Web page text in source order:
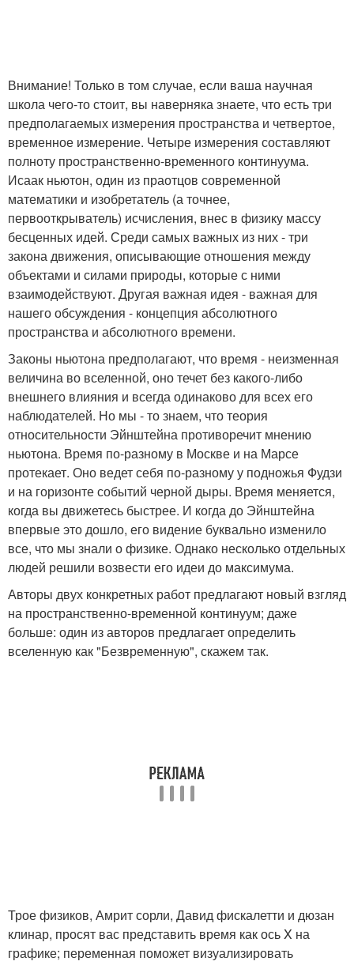
Внимание! Только в том случае, если ваша научная
школа чего-то стоит, вы наверняка знаете, что есть три
предполагаемых измерения пространства и четвертое,
временное измерение. Четыре измерения составляют
полноту пространственно-временного континуума.
Исаак ньютон, один из праотцов современной
математики и изобретатель (а точнее,
первооткрыватель) исчисления, внес в физику массу
бесценных идей. Среди самых важных из них - три
закона движения, описывающие отношения между
объектами и силами природы, которые с ними
взаимодействуют. Другая важная идея - важная для
нашего обсуждения - концепция абсолютного
пространства и абсолютного времени.
Законы ньютона предполагают, что время - неизменная
величина во вселенной, оно течет без какого-либо
внешнего влияния и всегда одинаково для всех его
наблюдателей. Но мы - то знаем, что теория
относительности Эйнштейна противоречит мнению
ньютона. Время по-разному в Москве и на Марсе
протекает. Оно ведет себя по-разному у подножья Фудзи
и на горизонте событий черной дыры. Время меняется,
когда вы движетесь быстрее. И когда до Эйнштейна
впервые это дошло, его видение буквально изменило
все, что мы знали о физике. Однако несколько отдельных
людей решили возвести его идеи до максимума.
Авторы двух конкретных работ предлагают новый взгляд
на пространственно-временной континуум; даже
больше: один из авторов предлагает определить
вселенную как "Безвременную", скажем так.
Трое физиков, Амрит сорли, Давид фискалетти и дюзан
клинар, просят вас представить время как ось X на
графике; переменная поможет визуализировать